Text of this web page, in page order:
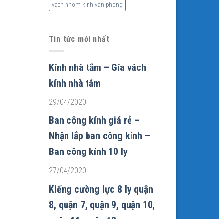
vach nhom kinh van phong
Tin tức mới nhất
Kính nhà tắm – Gía vách
kính nhà tắm
29/04/2020
Ban công kính giá rẻ –
Nhận lắp ban công kính –
Ban công kính 10 ly
27/04/2020
Kiếng cường lực 8 ly quận
8, quận 7, quận 9, quận 10,